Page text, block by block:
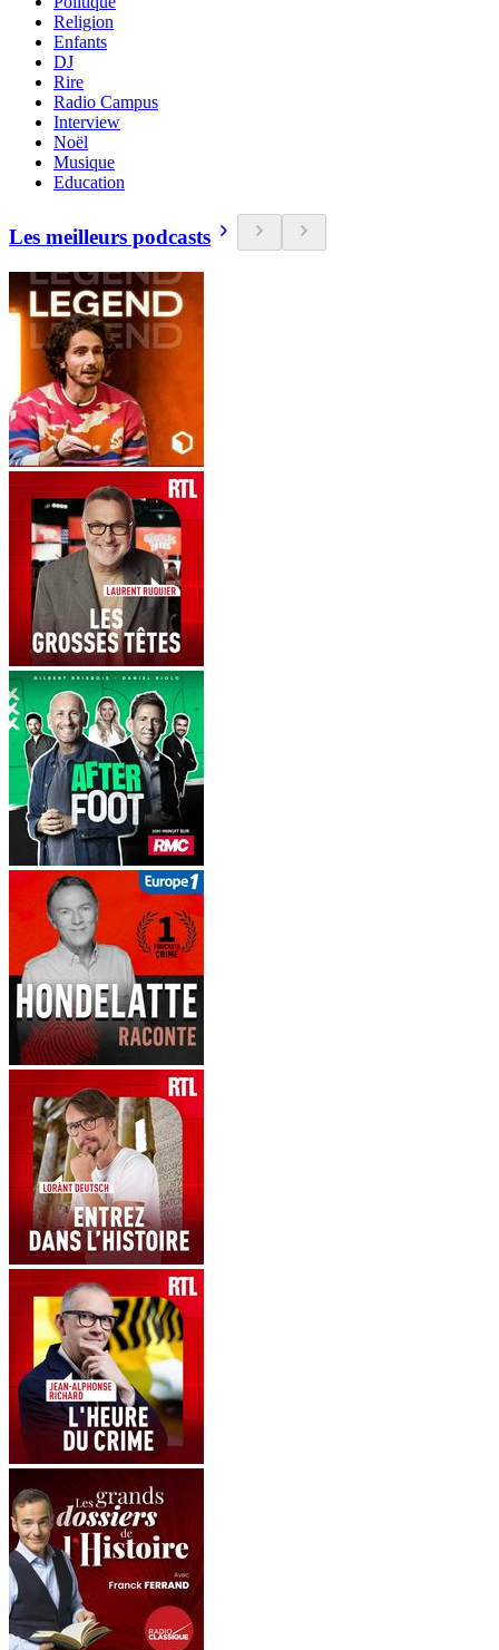
Religion
Enfants
DJ
Rire
Radio Campus
Interview
Noël
Musique
Education
Les meilleurs podcasts